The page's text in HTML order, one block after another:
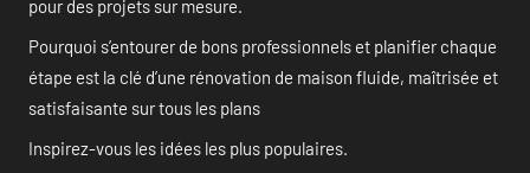
pour des projets sur mesure.
Pourquoi s’entourer de bons professionnels et planifier chaque
étape est la clé d’une rénovation de maison fluide, maîtrisée et
satisfaisante sur tous les plans
Inspirez-vous les idées les plus populaires.